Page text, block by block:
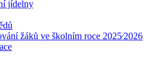
jídelny
žáků ve školním roce 2025⁄2026